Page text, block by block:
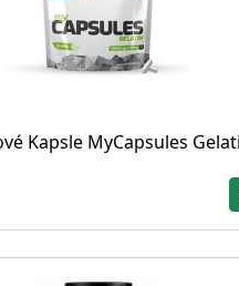
Kapsle MyCapsules